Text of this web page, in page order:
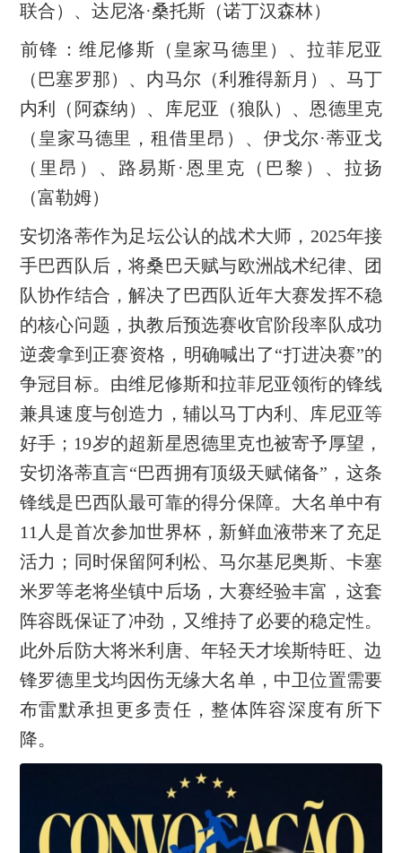
联合）、达尼洛·桑托斯（诺丁汉森林）
‌前锋‌：维尼修斯（皇家马德里）、拉菲尼亚
（巴塞罗那）、内马尔（利雅得新月）、马丁
内利（阿森纳）、库尼亚（狼队）、恩德里克
（皇家马德里，租借里昂）、伊戈尔·蒂亚戈
（里昂）、路易斯·恩里克（巴黎）、拉扬
（富勒姆）
安切洛蒂作为足坛公认的战术大师，2025年接
手巴西队后，将桑巴天赋与欧洲战术纪律、团
队协作结合，解决了巴西队近年大赛发挥不稳
的核心问题，执教后预选赛收官阶段率队成功
逆袭拿到正赛资格，明确喊出了“打进决赛”的
争冠目标。由维尼修斯和拉菲尼亚领衔的锋线
兼具速度与创造力，辅以马丁内利、库尼亚等
好手；19岁的超新星恩德里克也被寄予厚望，
安切洛蒂直言“巴西拥有顶级天赋储备”，这条
锋线是巴西队最可靠的得分保障。大名单中有
11人是首次参加世界杯，新鲜血液带来了充足
活力；同时保留阿利松、马尔基尼奥斯、卡塞
米罗等老将坐镇中后场，大赛经验丰富，这套
阵容既保证了冲劲，又维持了必要的稳定性。
此外后防大将米利唐、年轻天才埃斯特旺、边
锋罗德里戈均因伤无缘大名单，中卫位置需要
布雷默承担更多责任，整体阵容深度有所下
降。